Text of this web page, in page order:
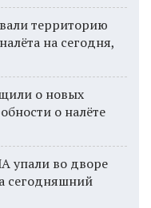
территорию
на сегодня,
о новых
о налёте
упали во дворе
сегодняшний